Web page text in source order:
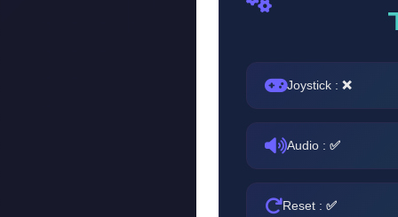
Joystick : ❌
Audio : ✅
Reset : ✅